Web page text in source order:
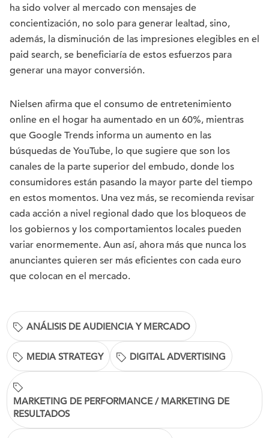
ha sido volver al mercado con mensajes de
concientización, no solo para generar lealtad, sino,
además, la disminución de las impresiones elegibles en el
paid search, se beneficiaría de estos esfuerzos para
generar una mayor conversión.
Nielsen afirma que el consumo de entretenimiento
online en el hogar ha aumentado en un 60%, mientras
que Google Trends informa un aumento en las
búsquedas de YouTube, lo que sugiere que son los
canales de la parte superior del embudo, donde los
consumidores están pasando la mayor parte del tiempo
en estos momentos. Una vez más, se recomienda revisar
cada acción a nivel regional dado que los bloqueos de
los gobiernos y los comportamientos locales pueden
variar enormemente. Aun así, ahora más que nunca los
anunciantes quieren ser más eficientes con cada euro
que colocan en el mercado.
ANÁLISIS DE AUDIENCIA Y MERCADO
MEDIA STRATEGY DIGITAL ADVERTISING
MARKETING DE PERFORMANCE / MARKETING DE
RESULTADOS